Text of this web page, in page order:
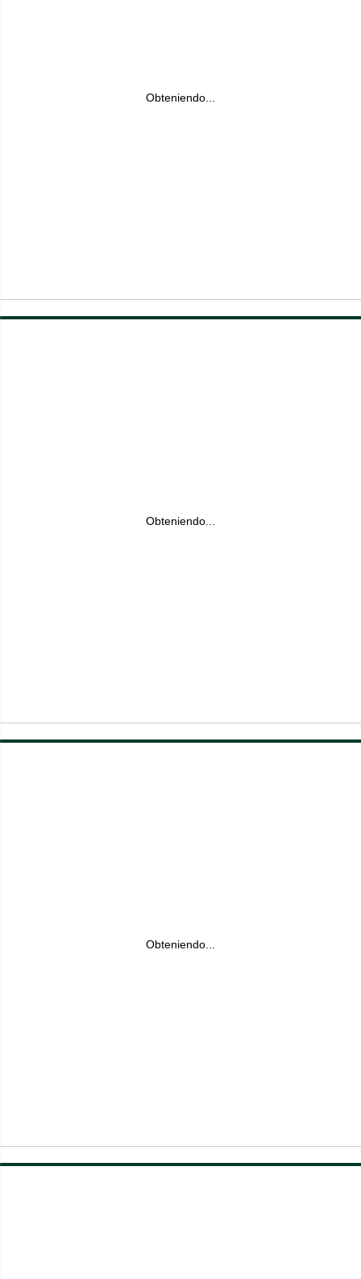
Obteniendo...
Obteniendo...
Obteniendo...